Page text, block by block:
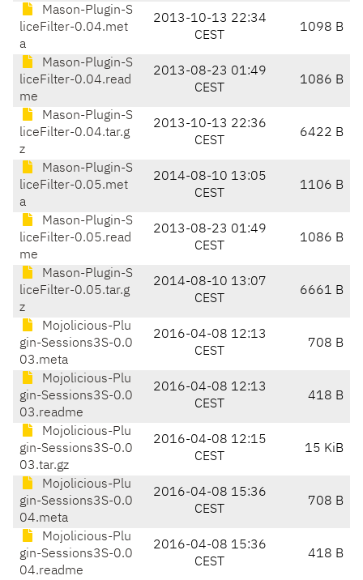
Mason-Plugin-S
liceFilter-0.04.met
a
2013-10-13 22:34
CEST
1098 B
Mason-Plugin-S
liceFilter-0.04.read
me
2013-08-23 01:49
CEST
1086 B
Mason-Plugin-S
liceFilter-0.04.tar.g
z
2013-10-13 22:36
CEST
6422 B
Mason-Plugin-S
liceFilter-0.05.met
a
2014-08-10 13:05
CEST
1106 B
Mason-Plugin-S
liceFilter-0.05.read
me
2013-08-23 01:49
CEST
1086 B
Mason-Plugin-S
liceFilter-0.05.tar.g
z
2014-08-10 13:07
CEST
6661 B
Mojolicious-Plu
gin-Sessions3S-0.0
03.meta
2016-04-08 12:13
CEST
708 B
Mojolicious-Plu
gin-Sessions3S-0.0
03.readme
2016-04-08 12:13
CEST
418 B
Mojolicious-Plu
gin-Sessions3S-0.0
03.tar.gz
2016-04-08 12:15
CEST
15 KiB
Mojolicious-Plu
gin-Sessions3S-0.0
04.meta
2016-04-08 15:36
CEST
708 B
Mojolicious-Plu
gin-Sessions3S-0.0
04.readme
2016-04-08 15:36
CEST
418 B